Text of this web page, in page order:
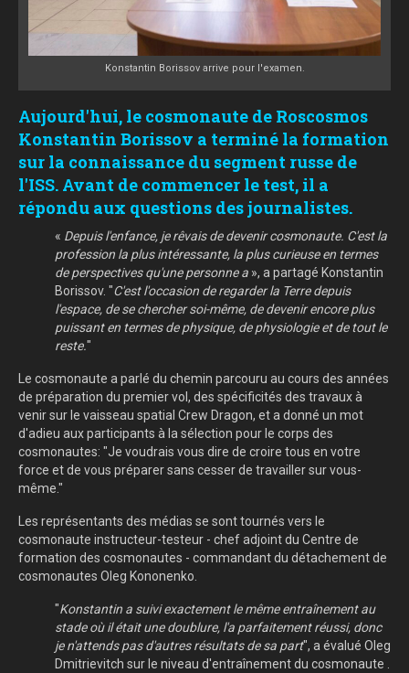
Konstantin Borissov arrive pour l'examen.
Aujourd'hui, le cosmonaute de Roscosmos
Konstantin Borissov a terminé la formation
sur la connaissance du segment russe de
l'ISS. Avant de commencer le test, il a
répondu aux questions des journalistes.
« Depuis l'enfance, je rêvais de devenir cosmonaute. C'est la
profession la plus intéressante, la plus curieuse en termes
de perspectives qu'une personne a », a partagé Konstantin
Borissov. "C'est l'occasion de regarder la Terre depuis
l'espace, de se chercher soi-même, de devenir encore plus
puissant en termes de physique, de physiologie et de tout le
reste."
Le cosmonaute a parlé du chemin parcouru au cours des années
de préparation du premier vol, des spécificités des travaux à
venir sur le vaisseau spatial Crew Dragon, et a donné un mot
d'adieu aux participants à la sélection pour le corps des
cosmonautes: "Je voudrais vous dire de croire tous en votre
force et de vous préparer sans cesser de travailler sur vous-
même."
Les représentants des médias se sont tournés vers le
cosmonaute instructeur-testeur - chef adjoint du Centre de
formation des cosmonautes - commandant du détachement de
cosmonautes Oleg Kononenko.
"Konstantin a suivi exactement le même entraînement au
stade où il était une doublure, l'a parfaitement réussi, donc
je n'attends pas d'autres résultats de sa part", a évalué Oleg
Dmitrievitch sur le niveau d'entraînement du cosmonaute .